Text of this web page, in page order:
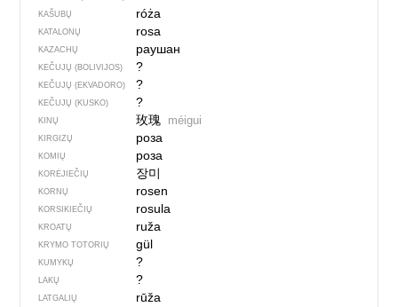
KAŠUBŲ róża
KATALONŲ rosa
KAZACHŲ раушан
KEČUJŲ (BOLIVIJOS) ?
KEČUJŲ (EKVADORO) ?
KEČUJŲ (KUSKO) ?
KINŲ 玫瑰 méigui
KIRGIZŲ роза
KOMIŲ роза
KORĖJIEČIŲ 장미
KORNŲ rosen
KORSIKIEČIŲ rosula
KROATŲ ruža
KRYMO TOTORIŲ gül
KUMYKŲ ?
LAKŲ ?
LATGALIŲ rūža